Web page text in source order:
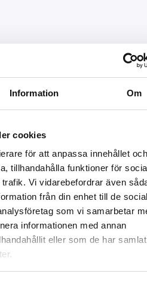
Information Om
cookies
för att anpassa innehållet och
tillhandahålla funktioner för
Vi vidarebefordrar även
från din enhet till de
som vi samarbetar
informationen med annan
eller som de har
till
rostskydd”